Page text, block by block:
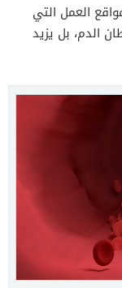
العمل التي
الدم، بل يزيد